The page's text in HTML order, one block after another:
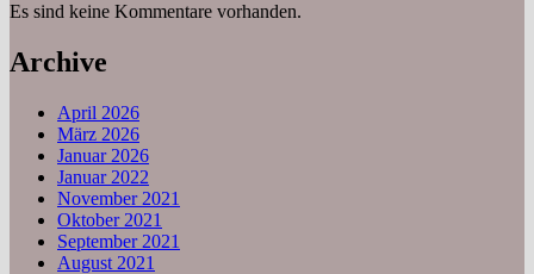
Es sind keine Kommentare vorhanden.
Archive
April 2026
März 2026
Januar 2026
Januar 2022
November 2021
Oktober 2021
September 2021
August 2021